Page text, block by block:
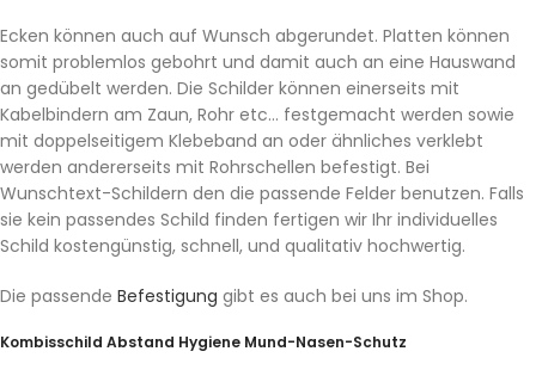
Ecken können auch auf Wunsch abgerundet. Platten können
somit problemlos gebohrt und damit auch an eine Hauswand
an gedübelt werden. Die Schilder können einerseits mit
Kabelbindern am Zaun, Rohr etc… festgemacht werden sowie
mit doppelseitigem Klebeband an oder ähnliches verklebt
werden andererseits mit Rohrschellen befestigt. Bei
Wunschtext-Schildern den die passende Felder benutzen. Falls
sie kein passendes Schild finden fertigen wir Ihr individuelles
Schild kostengünstig, schnell, und qualitativ hochwertig.
Die passende Befestigung gibt es auch bei uns im Shop.
Kombisschild Abstand Hygiene Mund-Nasen-Schutz